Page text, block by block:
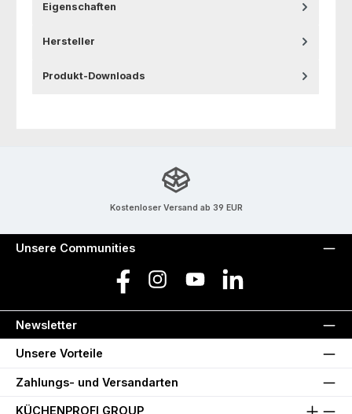
Eigenschaften
Hersteller
Produkt-Downloads
Kostenloser Versand ab 39 EUR
Unsere Communities
Facebook Instagram YouTube LinkedIn
Newsletter
Unsere Vorteile
Zahlungs- und Versandarten
KÜCHENPROFI GROUP